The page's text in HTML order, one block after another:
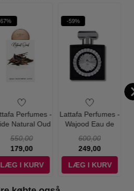
Perfumes -
Natural Oud
100 ml
550,00
179,00
LÆG I KURV
-59%
Lattafa Perfumes -
Wajood Eau de
600,00
249,00
LÆG I KURV